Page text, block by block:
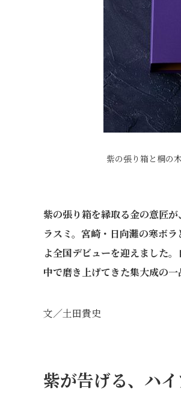
紫の張り箱と桐の
紫の張り箱を縁取る金の意匠
ラスミ。宮崎・日向灘の寒ボ
よ全国デビューを迎えました
中で磨き上げてきた集大成の一
文／土田貴史
紫が告げる、ハ